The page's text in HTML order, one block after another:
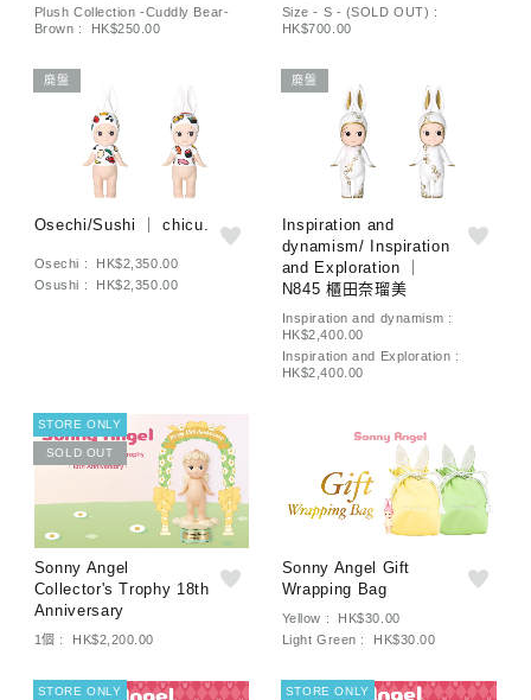
Plush Collection -Cuddly Bear-
Brown : HK$250.00
Size - S - (SOLD OUT) :
HK$700.00
廃盤
Osechi/Sushi ｜ chicu.
Osechi : HK$2,350.00
Osushi : HK$2,350.00
廃盤
Inspiration and
dynamism/ Inspiration
and Exploration ｜
N845 櫃田奈瑠美
Inspiration and dynamism :
HK$2,400.00
Inspiration and Exploration :
HK$2,400.00
STORE ONLY
SOLD OUT
Sonny Angel
Collector's Trophy 18th
Anniversary
1個 : HK$2,200.00
Sonny Angel Gift
Wrapping Bag
Yellow : HK$30.00
Light Green : HK$30.00
STORE ONLY STORE ONLY